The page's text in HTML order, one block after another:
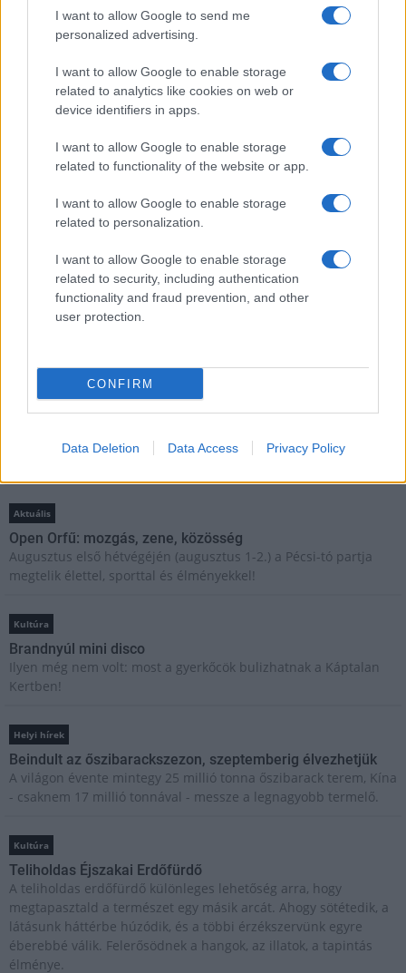
I want to allow Google to send me
personalized advertising.
I want to allow Google to enable storage
related to analytics like cookies on web or
device identifiers in apps.
I want to allow Google to enable storage
related to functionality of the website or app.
I want to allow Google to enable storage
related to personalization.
I want to allow Google to enable storage
related to security, including authentication
functionality and fraud prevention, and other
user protection.
CONFIRM
Data Deletion Data Access Privacy Policy
Országos hírek
Túlfogyasztás napja - július 30-ra
felhasználta az emberiség a Föld egész
E-mail cím
Feliratkozom a hírlevélre és elfogadom az
szabályzatot!
Aktuális
Open Orfű: mozgás, zene, közösség
Augusztus első hétvégéjén (augusztus 1-2.) a Pécsi-tó partja
megtelik élettel, sporttal és élményekkel!
Kultúra
Brandnyúl mini disco
Ilyen még nem volt: most a gyerkőcök bulizhatnak a Káptalan
Kertben!
Helyi hírek
Beindult az őszibarackszezon, szeptemberig élvezhetjük
A világon évente mintegy 25 millió tonna őszibarack terem, Kína
- csaknem 17 millió tonnával - messze a legnagyobb termelő.
Kultúra
Teliholdas Éjszakai Erdőfürdő
A teliholdas erdőfürdő különleges lehetőség arra, hogy
megtapasztald a természet egy másik arcát. Ahogy sötétedik, a
látásunk háttérbe húzódik, és a többi érzékszervünk egyre
éberebbé válik. Felerősödnek a hangok, az illatok, a tapintás
élménye.